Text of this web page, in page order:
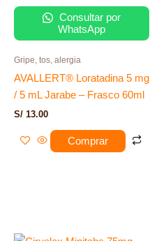
Consultar por
WhatsApp
Gripe, tos, alergia
AVALLERT® Loratadina 5 mg
/ 5 mL Jarabe – Frasco 60ml
S/ 13.00
Comprar